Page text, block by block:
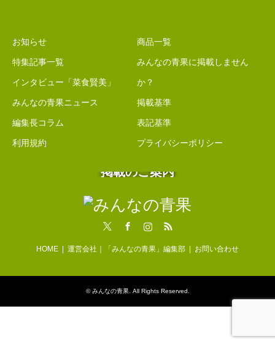
お知らせ
特集記事一覧
インタビュー「菜食賢美」
みんなの青果ニュース
編集長コラム
利用規約
商品一覧
みんなの青果に掲載しません
か？
掲載基準
表記基準
プライバシーポリシー
掲載のご案内
RSS
HOME 運営会社｜「みんなの青果」編集部 お問い合わせ
©みんなの青果. All Rights Reserved.